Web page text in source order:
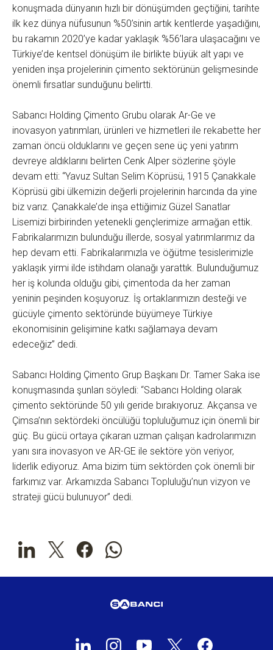
konuşmada dünyanın hızlı bir dönüşümden geçtiğini, tarihte
ilk kez dünya nüfusunun %50’sinin artık kentlerde yaşadığını,
bu rakamın 2020’ye kadar yaklaşık %56’lara ulaşacağını ve
Türkiye’de kentsel dönüşüm ile birlikte büyük alt yapı ve
yeniden inşa projelerinin çimento sektörünün gelişmesinde
önemli fırsatlar sunduğunu belirtti.
Sabancı Holding Çimento Grubu olarak Ar-Ge ve
inovasyon yatırımları, ürünleri ve hizmetleri ile rekabette her
zaman öncü olduklarını ve geçen sene üç yeni yatırım
devreye aldıklarını belirten Cenk Alper sözlerine şöyle
devam etti: “Yavuz Sultan Selim Köprüsü, 1915 Çanakkale
Köprüsü gibi ülkemizin değerli projelerinin harcında da yine
biz varız. Çanakkale’de inşa ettiğimiz Güzel Sanatlar
Lisemizi birbirinden yetenekli gençlerimize armağan ettik.
Fabrikalarımızın bulunduğu illerde, sosyal yatırımlarımız da
hep devam etti. Fabrikalarımızla ve öğütme tesislerimizle
yaklaşık yirmi ilde istihdam olanağı yarattık. Bulunduğumuz
her iş kolunda olduğu gibi, çimentoda da her zaman
yeninin peşinden koşuyoruz. İş ortaklarımızın desteği ve
gücüyle çimento sektöründe büyümeye Türkiye
ekonomisinin gelişimine katkı sağlamaya devam
edeceğiz” dedi.
Sabancı Holding Çimento Grup Başkanı Dr. Tamer Saka ise
konuşmasında şunları söyledi: “Sabancı Holding olarak
çimento sektöründe 50 yılı geride bırakıyoruz. Akçansa ve
Çimsa’nın sektördeki öncülüğü topluluğumuz için önemli bir
güç. Bu gücü ortaya çıkaran uzman çalışan kadrolarımızın
yanı sıra inovasyon ve AR-GE ile sektöre yön veriyor,
liderlik ediyoruz. Ama bizim tüm sektörden çok önemli bir
farkımız var. Arkamızda Sabancı Topluluğu’nun vizyon ve
strateji gücü bulunuyor” dedi.